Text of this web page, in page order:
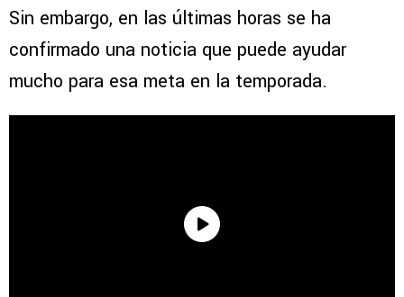
Sin embargo, en las últimas horas se ha
confirmado una noticia que puede ayudar
mucho para esa meta en la temporada.